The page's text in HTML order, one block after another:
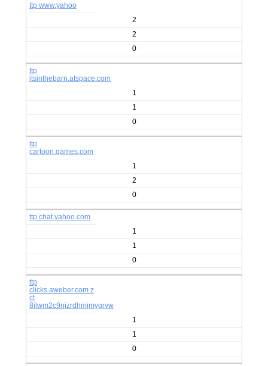
ttp www.yahoo
2
2
0
ttp
itsinthebarn.atspace.com
1
1
0
ttp
cartoon.games.com
1
2
0
ttp chat.yahoo.com
1
1
0
ttp
clicks.aweber.com z
ct
8jlwm2c9njzrdhmjmygrvw
1
1
0